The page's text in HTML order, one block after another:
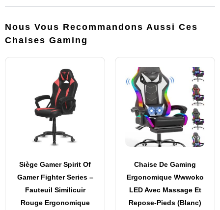
Nous Vous Recommandons Aussi Ces
Chaises Gaming
Siège Gamer Spirit Of
Gamer Fighter Series –
Fauteuil Similicuir
Rouge Ergonomique
Chaise De Gaming
Ergonomique Wwwoko
LED Avec Massage Et
Repose-Pieds (Blanc)